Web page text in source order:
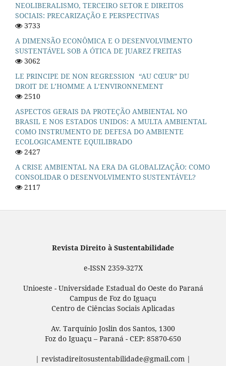
NEOLIBERALISMO, TERCEIRO SETOR E DIREITOS
SOCIAIS: PRECARIZAÇÃO E PERSPECTIVAS
3733
A DIMENSÃO ECONÔMICA E O DESENVOLVIMENTO
SUSTENTÁVEL SOB A ÓTICA DE JUAREZ FREITAS
3062
LE PRINCIPE DE NON REGRESSION “AU CŒUR” DU
DROIT DE L’HOMME A L’ENVIRONNEMENT
2510
ASPECTOS GERAIS DA PROTEÇÃO AMBIENTAL NO
BRASIL E NOS ESTADOS UNIDOS: A MULTA AMBIENTAL
COMO INSTRUMENTO DE DEFESA DO AMBIENTE
ECOLOGICAMENTE EQUILIBRADO
2427
A CRISE AMBIENTAL NA ERA DA GLOBALIZAÇÃO: COMO
CONSOLIDAR O DESENVOLVIMENTO SUSTENTÁVEL?
2117
Revista Direito à Sustentabilidade
e-ISSN 2359-327X
Unioeste - Universidade Estadual do Oeste do Paraná
Campus de Foz do Iguaçu
Centro de Ciências Sociais Aplicadas
Av. Tarquínio Joslin dos Santos, 1300
Foz do Iguaçu – Paraná - CEP: 85870-650
| revistadireitosustentabilidade@gmail.com |